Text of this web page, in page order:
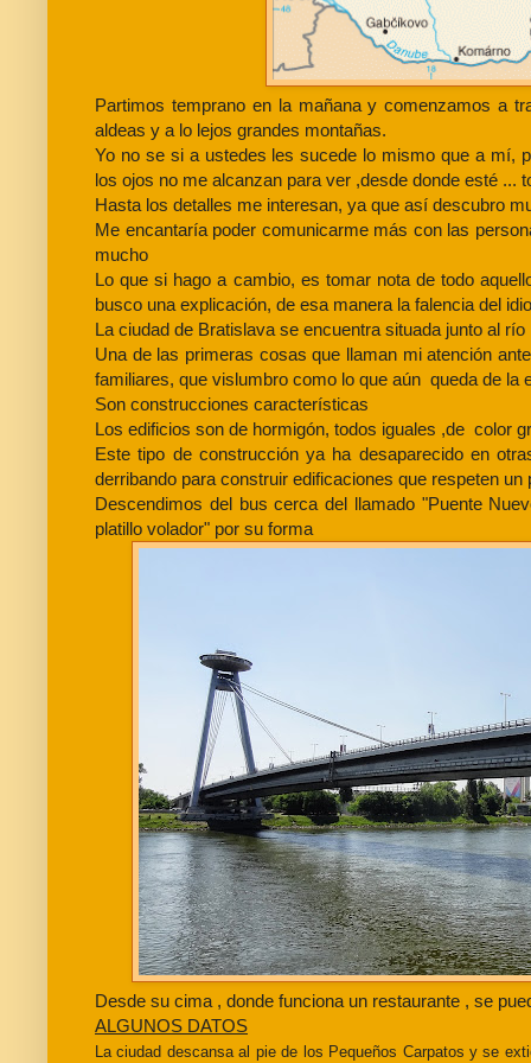
Partimos temprano en la mañana y comenzamos a
aldeas y a lo lejos grandes montañas.
Yo no se si a ustedes les sucede lo mismo que a mí,
los ojos no me alcanzan para ver ,desde donde esté ...
Hasta los detalles me interesan, ya que así descubro
Me encantaría poder comunicarme más con las
mucho
Lo que si hago a cambio, es tomar nota de todo
busco una explicación, de esa manera la falencia del
La ciudad de Bratislava se encuentra situada junto al
Una de las primeras cosas que llaman mi atención
familiares, que vislumbro como lo que aún queda de la
Son construcciones características
Los edificios son de hormigón, todos iguales ,de color
Este tipo de construcción ya ha desaparecido en
derribando para construir edificaciones que respeten
Descendimos del bus cerca del llamado "Puente
platillo volador" por su forma
Desde su cima , donde funciona un restaurante , se
ALGUNOS DATOS
La ciudad descansa al pie de los Pequeños Carpatos y se